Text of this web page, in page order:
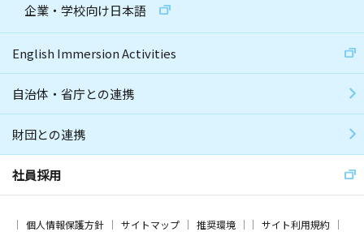
企業・学校向け日本語
English Immersion Activities
自治体・省庁との連携
財団との連携
社員採用
個人情報保護方針 サイトマップ 推奨環境 サイト利用規約